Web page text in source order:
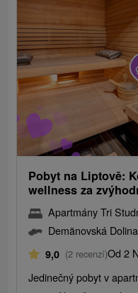
Pobyt na Liptově:
wellness za
Apartmány Tri
Demänovská Dolina
9,0 (2 recenzí)Od 2
Jedinečný pobyt v